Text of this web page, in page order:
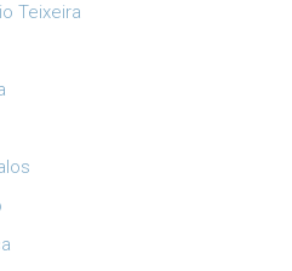
Teixeira